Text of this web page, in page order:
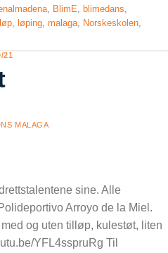
BlimE blimedans
løp løping ,malaga Norskeskolen
21
MALAGA
sine. Alle
Arroyo de la Miel.
og uten tilløp, kulestøt, liten
YFL4sspruRg Til